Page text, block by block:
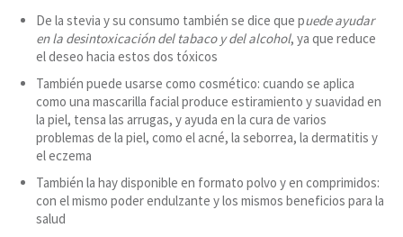
De la stevia y su consumo también se dice que puede ayudar
en la desintoxicación del tabaco y del alcohol, ya que reduce
el deseo hacia estos dos tóxicos
También puede usarse como cosmético: cuando se aplica
como una mascarilla facial produce estiramiento y suavidad en
la piel, tensa las arrugas, y ayuda en la cura de varios
problemas de la piel, como el acné, la seborrea, la dermatitis y
el eczema
También la hay disponible en formato polvo y en comprimidos:
con el mismo poder endulzante y los mismos beneficios para la
salud